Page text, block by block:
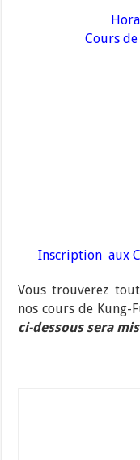
Cours
Inscription aux
Vous trouverez
nos cours de Kung-
ci-dessous sera